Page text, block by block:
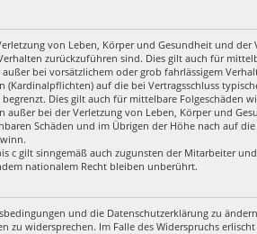
von Leben, Körper und Gesundheit und
zurückzuführen sind. Dies gilt auch für
bei vorsätzlichem oder grob fahrlässigem
(Kardinalpflichten) auf die bei Vertragsschluss
Dies gilt auch für mittelbare Folgeschäden
außer bei der Verletzung von Leben, Körper und
Schäden und im Übrigen der Höhe nach auf
c gilt sinngemäß auch zugunsten der Mitarbeiter
nationalem Recht bleiben unberührt.
und die Datenschutzerklärung zu
zu widersprechen. Im Falle des Widerspruchs